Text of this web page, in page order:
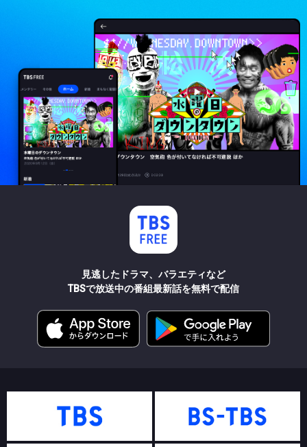
見逃したドラマ、バラエティなど
TBSで放送中の番組最新話を無料で配信